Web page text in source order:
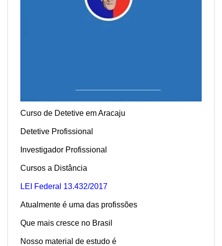
Curso de Detetive em Aracaju
Detetive Profissional
Investigador Profissional
Cursos a Distância
LEI Federal 13.432/2017
Atualmente é uma das profissões
Que mais cresce no Brasil
Nosso material de estudo é